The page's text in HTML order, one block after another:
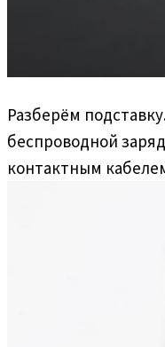
Разберём
беспроводной
контактным